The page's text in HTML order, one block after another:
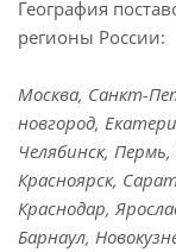
География
регионы России:
Москва, Санкт-
новгород,
Челябинск,
Красноярск,
Краснодар,
Барнаул,